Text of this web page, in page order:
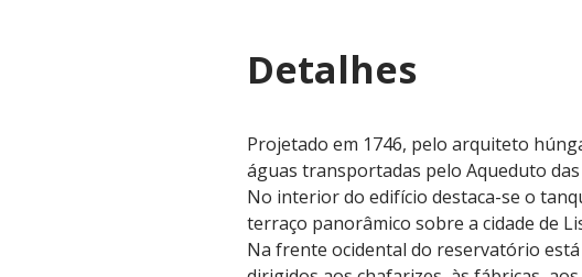
Detalhes
Projetado em 1746, pelo arquiteto
águas transportadas pelo Aqueduto das
No interior do edifício destaca-se o
terraço panorâmico sobre a cidade de
Na frente ocidental do reservatório